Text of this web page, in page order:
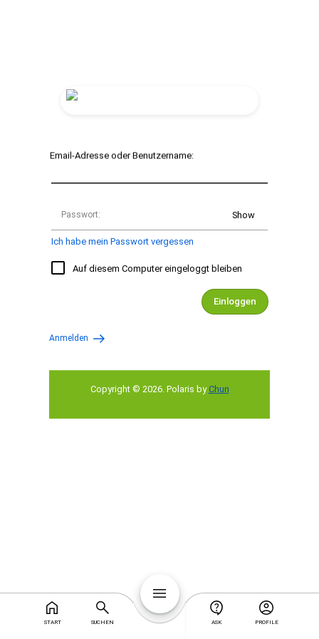
START SUCHEN ASK PROFILE
Email-Adresse oder Benutzername:
Show
Passwort:
Ich habe mein Passwort vergessen
Auf diesem Computer eingeloggt bleiben
Einloggen
Anmelden
Copyright © 2026. Polaris by Chun